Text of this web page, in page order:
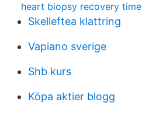
heart biopsy recovery time
Skelleftea klattring
Vapiano sverige
Shb kurs
Köpa aktier blogg